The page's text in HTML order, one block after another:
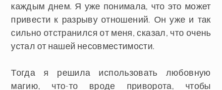
каждым днем. Я уже понимала, что это может
привести к разрыву отношений. Он уже и так
сильно отстранился от меня, сказал, что очень
устал от нашей несовместимости.
Тогда я решила использовать любовную
магию, что-то вроде приворота, чтобы